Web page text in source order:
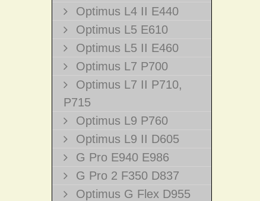
Optimus L4 II E440
Optimus L5 E610
Optimus L5 II E460
Optimus L7 P700
Optimus L7 II P710,
P715
Optimus L9 P760
Optimus L9 II D605
G Pro E940 E986
G Pro 2 F350 D837
Optimus G Flex D955